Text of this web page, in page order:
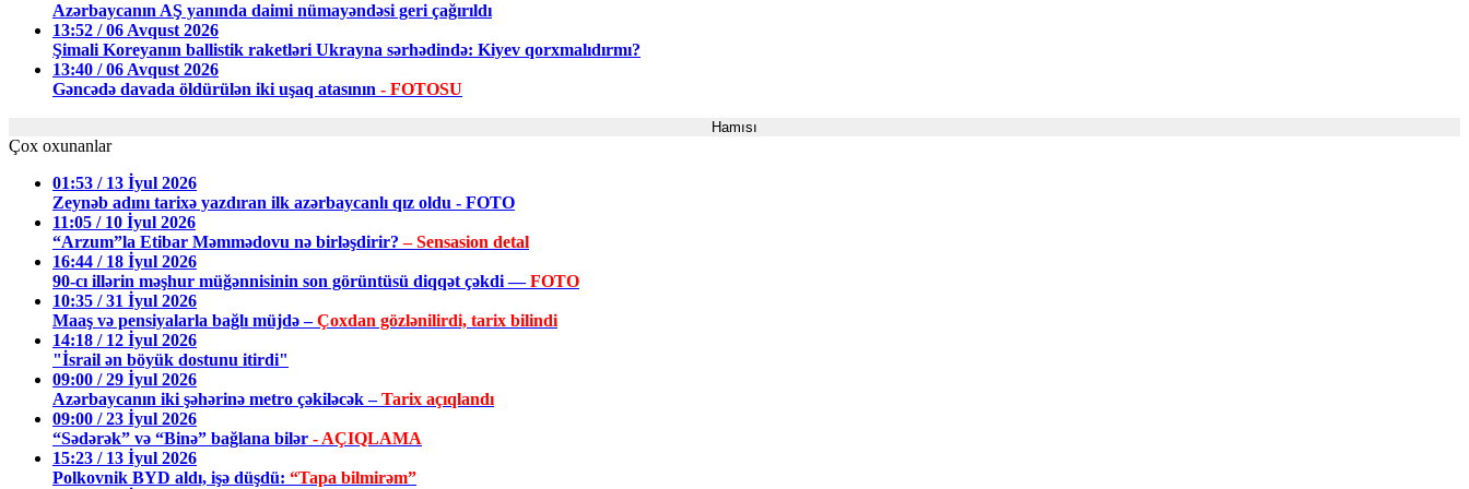
Azərbaycanın AŞ yanında daimi nümayəndəsi geri çağırıldı
13:52 / 06 Avqust 2026
Şimali Koreyanın ballistik raketləri Ukrayna sərhədində: Kiyev qorxmalıdırmı?
13:40 / 06 Avqust 2026
Gəncədə davada öldürülən iki uşaq atasının - FOTOSU
Hamısı
Çox oxunanlar
01:53 / 13 İyul 2026
Zeynəb adını tarixə yazdıran ilk azərbaycanlı qız oldu - FOTO
11:05 / 10 İyul 2026
“Arzum”la Etibar Məmmədovu nə birləşdirir?– Sensasion detal
16:44 / 18 İyul 2026
90-cı illərin məşhur müğənnisinin son görüntüsü diqqət çəkdi —FOTO
10:35 / 31 İyul 2026
Maaş və pensiyalarla bağlı müjdə –Çoxdan gözlənilirdi, tarix bilindi
14:18 / 12 İyul 2026
"İsrail ən böyük dostunu itirdi"
09:00 / 29 İyul 2026
Azərbaycanın iki şəhərinə metro çəkiləcək –Tarix açıqlandı
09:00 / 23 İyul 2026
“Sədərək” və “Binə” bağlana bilər - AÇIQLAMA
15:23 / 13 İyul 2026
Polkovnik BYD aldı, işə düşdü: “Tapa bilmirəm”